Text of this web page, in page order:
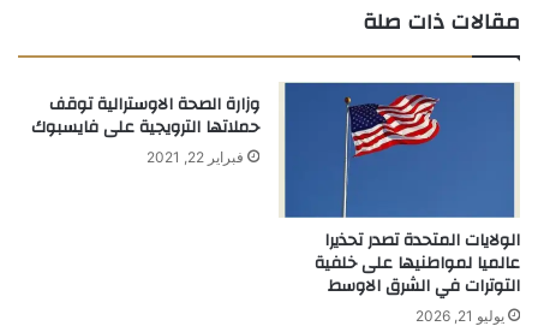
مقالات ذات صلة
الولايات المتحدة تصدر تحذيرا
عالميا لمواطنيها على خلفية
التوترات في الشرق الاوسط
يوليو 21, 2026
وزارة الصحة الاوسترالية توقف
حملاتها الترويجية على فايسبوك
فبراير 22, 2021